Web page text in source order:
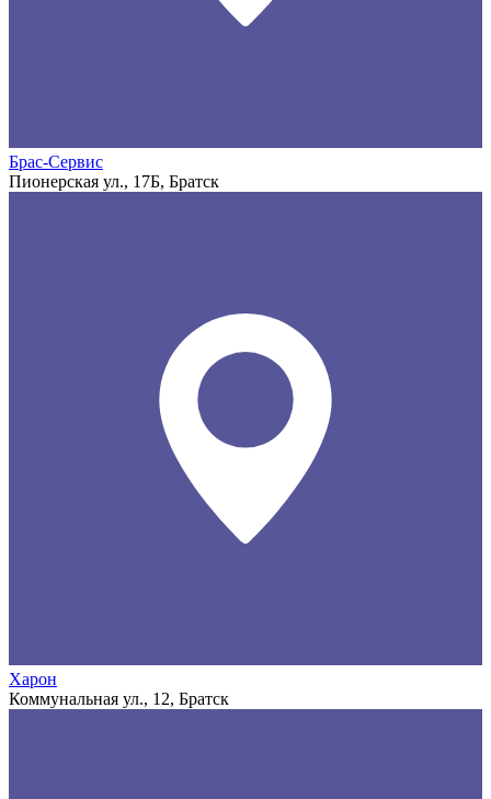
Брас-Сервис
Пионерская ул., 17Б, Братск
Харон
Коммунальная ул., 12, Братск